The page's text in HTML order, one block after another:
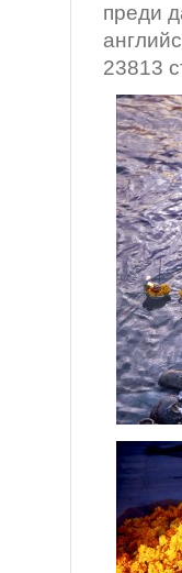
преди
23813